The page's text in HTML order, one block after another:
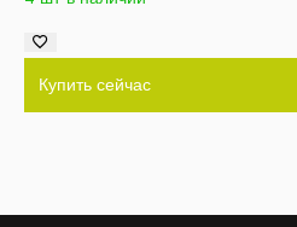
Купить сейчас